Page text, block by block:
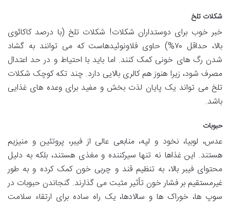
شکلات تلخ
خبر خوب برای دوستداران شکلات! شکلات تلخ (با درصد کاکائوی
بالا، حداقل ۷۰%) حاوی فلاونوئیدهاست که می توانند به گشاد
شدن رگ های خونی کمک کنند. اما باید با احتیاط و در حد اعتدال
مصرف شود، زیرا هنوز هم کالری بالایی دارد. چند تکه کوچک شکلات
تلخ می تواند یک پایان لذت بخش و مفید برای وعده های غذایی
باشد.
حبوبات
عدس، لوبیا، نخود و لپه، منابعی عالی از فیبر، پروتئین و منیزیم
هستند. این غذاها نه تنها سیرکننده و مغذی هستند، بلکه به دلیل
محتوای فیبر بالا، به تنظیم قند و چربی خون کمک کرده و به طور
غیرمستقیم بر فشار خون تأثیر مثبت می گذارند. گنجاندن حبوبات در
سوپ ها، خوراک ها و سالادها، یک راه ساده برای ارتقاء سلامت